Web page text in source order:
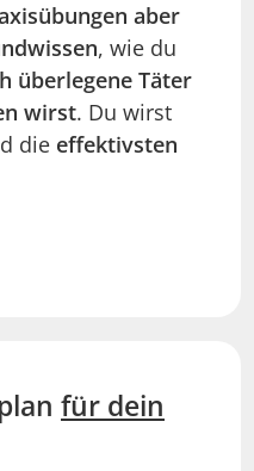
aber
, wie du
überlegene Täter
wirst. Du wirst
die effektivsten
für dein